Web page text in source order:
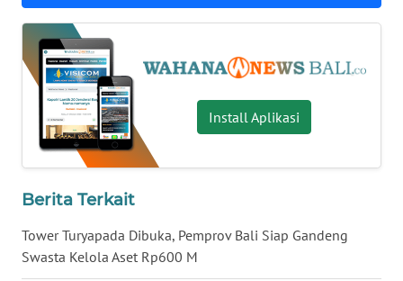
Install Aplikasi
Berita Terkait
Tower Turyapada Dibuka, Pemprov Bali Siap Gandeng
Swasta Kelola Aset Rp600 M
SUMBAR
WN
SUMSEL
WN
BENGKULU
WN
LAMPUNG
WN
JATENG